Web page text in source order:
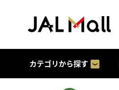
カテゴリから探す